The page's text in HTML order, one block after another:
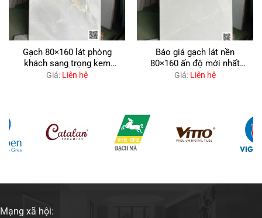
Gạch 80×160 lát phòng
khách sang trọng kem
nhạt xám mây
Giá: Liên hệ
Báo giá gạch lát nền
80×160 ấn độ mới nhất
2026
Giá: Liên hệ
Mạng xã hội: